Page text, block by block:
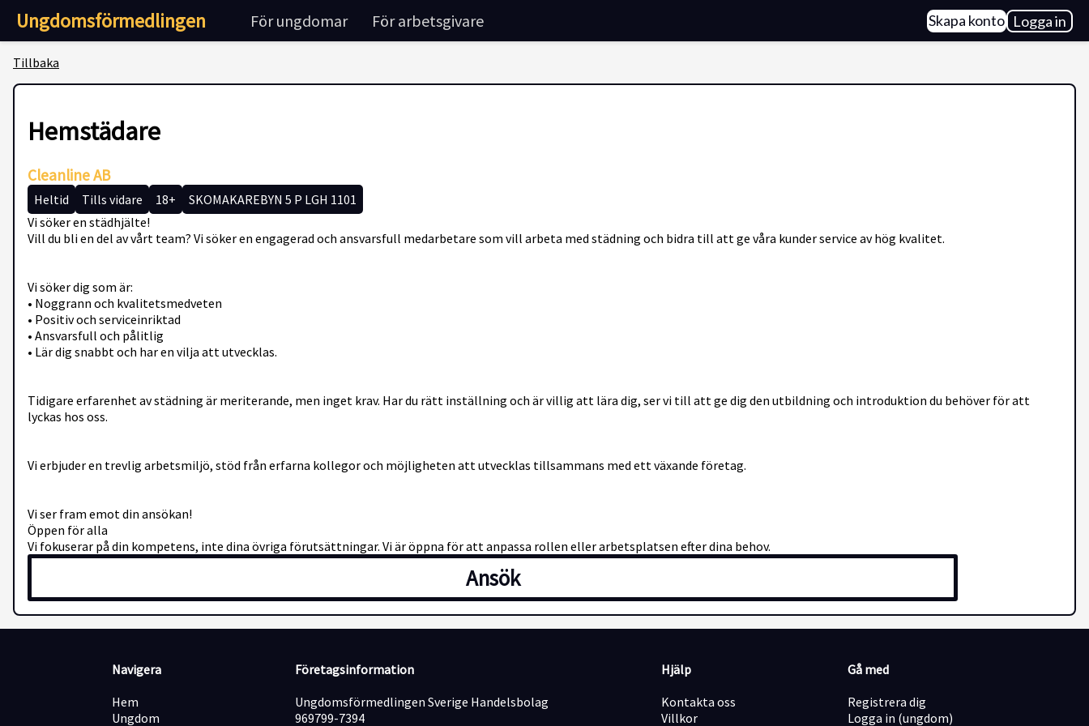
Ungdomsförmedlingen För ungdomar För arbetsgivare Skapa konto Logga in
Tillbaka
Hemstädare
Cleanline AB
Heltid Tills vidare 18+
SKOMAKAREBYN 5 P LGH 1101
Vi söker en städhjälte!
Vill du bli en del av vårt team? Vi söker en engagerad och ansvarsfull medarbetare som vill arbeta med städning och bidra till att ge våra kunder service av hög kvalitet.
Vi söker dig som är:
• Noggrann och kvalitetsmedveten
• Positiv och serviceinriktad
• Ansvarsfull och pålitlig
• Lär dig snabbt och har en vilja att utvecklas.
Tidigare erfarenhet av städning är meriterande, men inget krav. Har du rätt inställning och är villig att lära dig, ser vi till att ge dig den utbildning och introduktion du behöver för att
lyckas hos oss.
Vi erbjuder en trevlig arbetsmiljö, stöd från erfarna kollegor och möjligheten att utvecklas tillsammans med ett växande företag.
Vi ser fram emot din ansökan!
Öppen för alla
Vi fokuserar på din kompetens, inte dina övriga förutsättningar. Vi är öppna för att anpassa rollen eller arbetsplatsen efter dina behov.
Ansök
Navigera
Hem
Ungdom
Företagsinformation
Ungdomsförmedlingen Sverige Handelsbolag
969799-7394
Hjälp
Kontakta oss
Villkor
Gå med
Registrera dig
Logga in (ungdom)